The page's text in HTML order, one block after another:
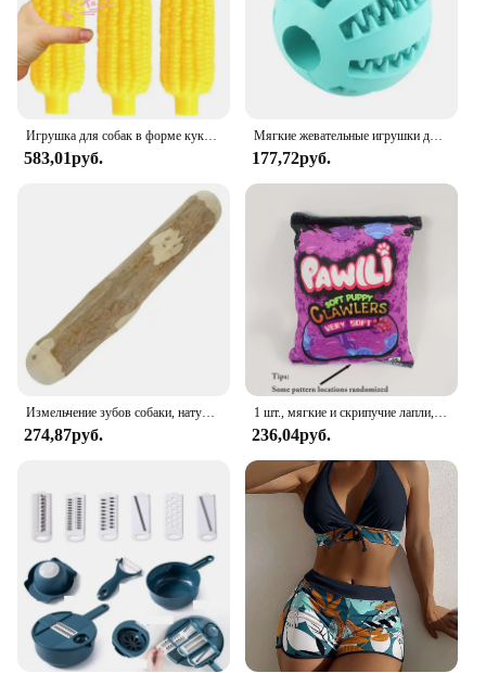
583,01руб.
Мягкие жевательные игрушки для больших собак, игрушки для домашних питомцев, мяч для маленьких собак, шнауцер, Shih Tzu, товары для домашних животных
177,72руб.
274,87руб. 236,04руб.